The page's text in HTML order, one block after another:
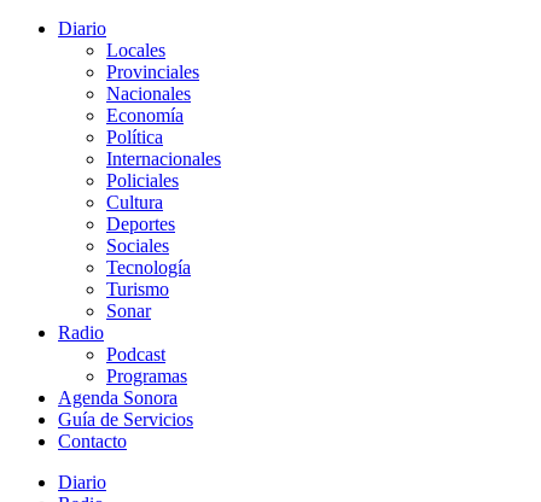
Diario
Locales
Provinciales
Nacionales
Economía
Política
Internacionales
Policiales
Cultura
Deportes
Sociales
Tecnología
Turismo
Sonar
Radio
Podcast
Programas
Agenda Sonora
Guía de Servicios
Contacto
Diario